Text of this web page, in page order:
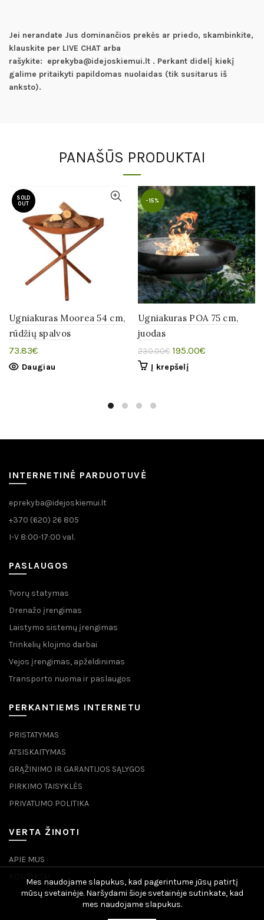
Jei nerandate Jus dominančios prekės ar priedo, skambinkite,
klauskite per LIVE CHAT arba
rašykite: eprekyba@idejoskiemui.lt . Perkant didelį kiekį
galime pritaikyti papildomas nuolaidas (tik susitarus iš
anksto).
PANAŠŪS PRODUKTAI
SOLD
OUT
Ugniakuras Moorea 54 cm,
rūdžių spalvos
73.83€
Daugiau
-15%
Ugniakuras POA 75 cm,
juodas
230.00€ Original
price
was:
195.00€
Į krepšelį
INTERNETINĖ PARDUOTUVĖ
eprekyba@idejoskiemui.lt
+370 (620) 26 805
I-V 8:00-17:00 val.
PASLAUGOS
Tvorų statymas
Drenažo įrengimas
Laistymo sistemų įrengimas
Trinkelių klojimo darbai
Vejos įrengimas, apželdinimas
Transporto nuoma ir paslaugos
PERKANTIEMS INTERNETU
PRISTATYMAS
ATSISKAITYMAS
GRĄŽINIMO IR GARANTIJOS SĄLYGOS
PIRKIMO TAISYKLĖS
PRIVATUMO POLITIKA
VERTA ŽINOTI
APIE MUS
Mes naudojame slapukus, kad pagerintume jūsų patirtį
mūsų svetainėje. Naršydami šioje svetainėje sutinkate, kad
mes naudojame slapukus.